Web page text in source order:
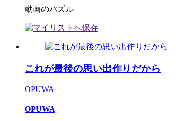
動画のパズル
これが最後の思い出作りだから
OPUWA
OPUWA